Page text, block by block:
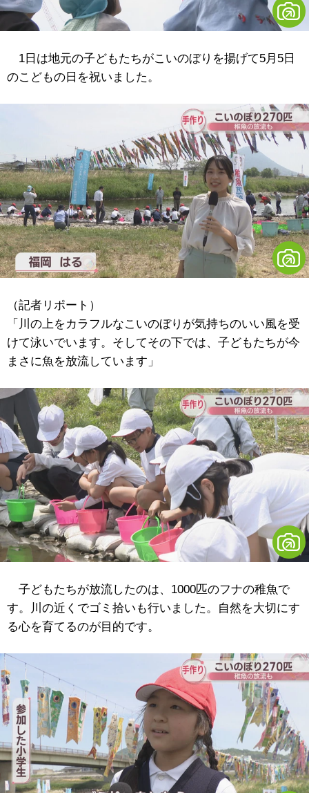
1日は地元の子どもたちがこいのぼりを揚げて5月5日
のこどもの日を祝いました。
（記者リポート）
「川の上をカラフルなこいのぼりが気持ちのいい風を受
けて泳いでいます。そしてその下では、子どもたちが今
まさに魚を放流しています」
子どもたちが放流したのは、1000匹のフナの稚魚で
す。川の近くでゴミ拾いも行いました。自然を大切にす
る心を育てるのが目的です。